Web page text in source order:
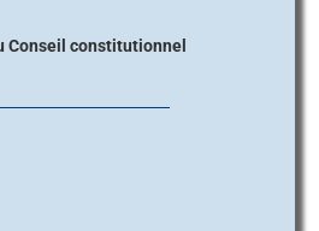
Conseil constitutionnel